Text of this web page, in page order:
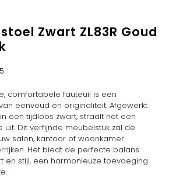
Zwart ZL83R Goud
Huidige
is:
€169.95.
comfortabele fauteuil is een
eenvoud en originaliteit. Afgewerkt
een tijdloos zwart, straalt het een
uit. Dit verfijnde meubelstuk zal de
salon, kantoor of woonkamer
Het biedt de perfecte balans
en stijl, een harmonieuze toevoeging